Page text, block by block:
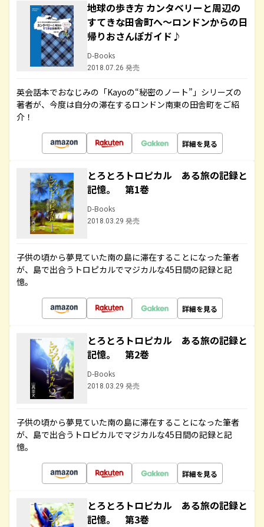
地球の歩き方 カンタベリーと周辺の
すてきな田舎町へ～ロンドンからの日
帰りおさんぽガイド♪
D-Books
2018.07.26 発売
英会話本でおなじみの「Kayoの“秘密のノート”」シリーズの
著者が、今度は自分の滞在するロンドン南東の田舎町をご紹
介！
詳細を見る
とろとろトロピカル ある旅の記録と
記憶。 第1巻
D-Books
2018.03.29 発売
子供の頃から夢見ていた南の島に滞在することになった筆者
が、島で出合うトロピカルでマジカルな45日間の記録と記
憶。
詳細を見る
とろとろトロピカル ある旅の記録と
記憶。 第2巻
D-Books
2018.03.29 発売
子供の頃から夢見ていた南の島に滞在することになった筆者
が、島で出合うトロピカルでマジカルな45日間の記録と記
憶。
詳細を見る
とろとろトロピカル ある旅の記録と
記憶。 第3巻